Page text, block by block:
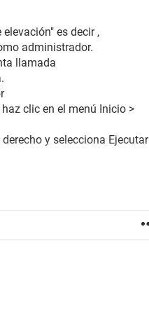
es decir ,
administrador.
llamada
clic en el menú Inicio >
y selecciona Ejecutar